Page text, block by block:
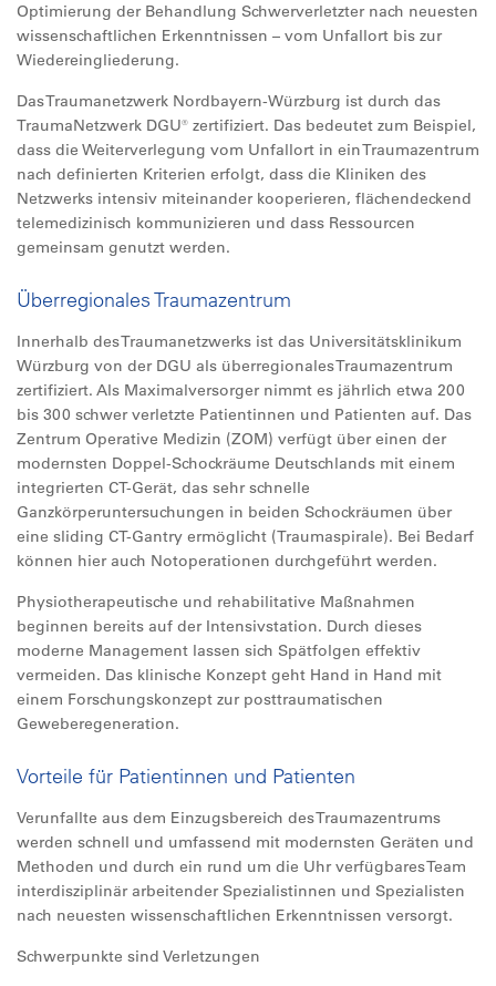
Optimierung der Behandlung Schwerverletzter nach neuesten
wissenschaftlichen Erkenntnissen – vom Unfallort bis zur
Wiedereingliederung.
Das Traumanetzwerk Nordbayern-Würzburg ist durch das
TraumaNetzwerk DGU® zertifiziert. Das bedeutet zum Beispiel,
dass die Weiterverlegung vom Unfallort in ein Traumazentrum
nach definierten Kriterien erfolgt, dass die Kliniken des
Netzwerks intensiv miteinander kooperieren, flächendeckend
telemedizinisch kommunizieren und dass Ressourcen
gemeinsam genutzt werden.
Überregionales Traumazentrum
Innerhalb des Traumanetzwerks ist das Universitätsklinikum
Würzburg von der DGU als überregionales Traumazentrum
zertifiziert. Als Maximalversorger nimmt es jährlich etwa 200
bis 300 schwer verletzte Patientinnen und Patienten auf. Das
Zentrum Operative Medizin (ZOM) verfügt über einen der
modernsten Doppel-Schockräume Deutschlands mit einem
integrierten CT-Gerät, das sehr schnelle
Ganzkörperuntersuchungen in beiden Schockräumen über
eine sliding CT-Gantry ermöglicht (Traumaspirale). Bei Bedarf
können hier auch Notoperationen durchgeführt werden.
Physiotherapeutische und rehabilitative Maßnahmen
beginnen bereits auf der Intensivstation. Durch dieses
moderne Management lassen sich Spätfolgen effektiv
vermeiden. Das klinische Konzept geht Hand in Hand mit
einem Forschungskonzept zur posttraumatischen
Geweberegeneration.
Vorteile für Patientinnen und Patienten
Verunfallte aus dem Einzugsbereich des Traumazentrums
werden schnell und umfassend mit modernsten Geräten und
Methoden und durch ein rund um die Uhr verfügbares Team
interdisziplinär arbeitender Spezialistinnen und Spezialisten
nach neuesten wissenschaftlichen Erkenntnissen versorgt.
Schwerpunkte sind Verletzungen